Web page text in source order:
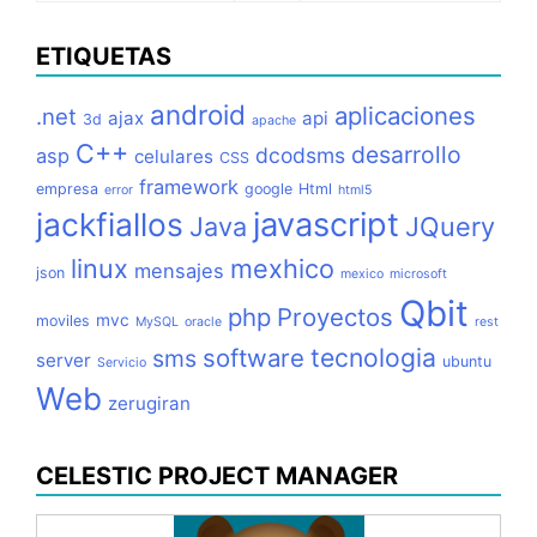
ETIQUETAS
.net 3d ajax android apache api aplicaciones
asp C++ celulares CSS dcodsms desarrollo
empresa error framework google Html html5
jackfiallos Java javascript JQuery
json linux mensajes mexhico mexico microsoft
moviles mvc MySQL oracle php Proyectos Qbit rest
server Servicio sms software tecnologia ubuntu
Web zerugiran
CELESTIC PROJECT MANAGER